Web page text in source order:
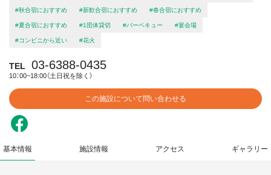
#秋合宿におすすめ #新歓合宿におすすめ #春合宿におすすめ
#夏合宿におすすめ #1団体貸切 #バーベキュー #宴会場
#コンビニから近い #花火
TEL 03-6388-0435
10：00~18:00（土日祝を除く）
この施設について問い合わせる
基本情報 施設情報 アクセス ギャラリー